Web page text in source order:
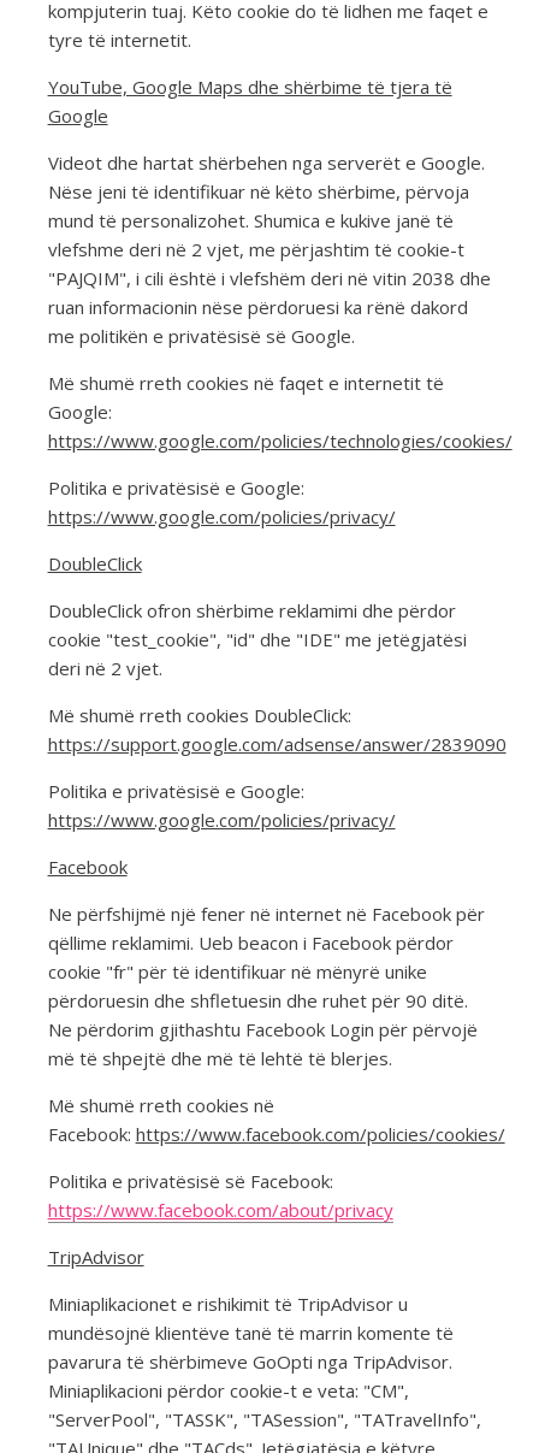
kompjuterin tuaj. Këto cookie do të lidhen me faqet e
tyre të internetit.
YouTube, Google Maps dhe shërbime të tjera të
Google
Videot dhe hartat shërbehen nga serverët e Google.
Nëse jeni të identifikuar në këto shërbime, përvoja
mund të personalizohet. Shumica e kukive janë të
vlefshme deri në 2 vjet, me përjashtim të cookie-t
"PAJQIM", i cili është i vlefshëm deri në vitin 2038 dhe
ruan informacionin nëse përdoruesi ka rënë dakord
me politikën e privatësisë së Google.
Më shumë rreth cookies në faqet e internetit të
Google:
https://www.google.com/policies/technologies/cookies/
Politika e privatësisë e Google:
https://www.google.com/policies/privacy/
DoubleClick
DoubleClick ofron shërbime reklamimi dhe përdor
cookie "test_cookie", "id" dhe "IDE" me jetëgjatësi
deri në 2 vjet.
Më shumë rreth cookies DoubleClick:
https://support.google.com/adsense/answer/2839090
Politika e privatësisë e Google:
https://www.google.com/policies/privacy/
Facebook
Ne përfshijmë një fener në internet në Facebook për
qëllime reklamimi. Ueb beacon i Facebook përdor
cookie "fr" për të identifikuar në mënyrë unike
përdoruesin dhe shfletuesin dhe ruhet për 90 ditë.
Ne përdorim gjithashtu Facebook Login për përvojë
më të shpejtë dhe më të lehtë të blerjes.
Më shumë rreth cookies në
Facebook: https://www.facebook.com/policies/cookies/
Politika e privatësisë së Facebook:
https://www.facebook.com/about/privacy
TripAdvisor
Miniaplikacionet e rishikimit të TripAdvisor u
mundësojnë klientëve tanë të marrin komente të
pavarura të shërbimeve GoOpti nga TripAdvisor.
Miniaplikacioni përdor cookie-t e veta: "CM",
"ServerPool", "TASSK", "TASession", "TATravelInfo",
"TAUnique" dhe "TACds". Jetëgjatësia e këtyre